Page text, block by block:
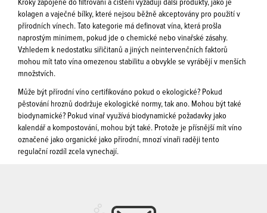
Kroky zapojené do filtrování a čištění vyžadují další produkty, jako je
kolagen a vaječné bílky, které nejsou běžně akceptovány pro použití v
přírodních vínech. Tato kategorie má definovat vína, která prošla
naprostým minimem, pokud jde o chemické nebo vinařské zásahy.
Vzhledem k nedostatku siřičitanů a jiných neintervenčních faktorů
mohou mít tato vína omezenou stabilitu a obvykle se vyrábějí v menších
množstvích.
Může být přírodní víno certifikováno pokud o ekologické? Pokud
pěstování hroznů dodržuje ekologické normy, tak ano. Mohou být také
biodynamické? Pokud vinař využívá biodynamické požadavky jako
kalendář a kompostování, mohou být také. Protože je přísnější mít víno
označené jako organické jako přírodní, mnozí vinaři raději tento
regulační rozdíl zcela vynechají.